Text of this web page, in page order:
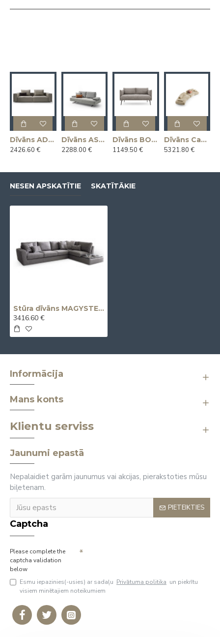
Dīvāns ADAM 266x104x65h (Ražots Itālijā)
2426.60 €
Dīvāns ASSO 225x112x92h (Ražots Itālijā)
2288.00 €
Dīvāns BOON 145x81x78h (Ražots Itālijā)
1149.50 €
Dīvāns Capriccio 412x130x45h (Ražots Itālijā)
5321.80 €
NESEN APSKATĪTIE SKATĪTĀKIE
Stūra dīvāns MAGYSTER 322x244x85h (Ražots Itālijā)
3416.60 €
Informācija
Mans konts
Klientu serviss
Jaunumi epastā
Nepalaidiet garām jaunumus vai akcijas, pierakstoties mūsu
biļetenam.
PIETEIKTIES
Captcha
Please complete the
captcha validation
below
Esmu iepazinies(-usies) ar sadaļu Privātuma politika un piekrītu
visiem minētajiem noteikumiem